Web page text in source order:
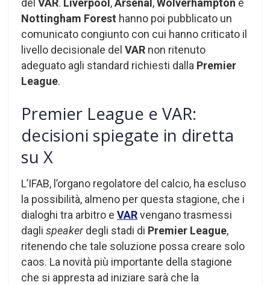
del VAR. Liverpool ,Arsenal ,Wolverhampton e
Nottingham Forest hanno poi pubblicato un
comunicato congiunto con cui hanno criticato il
livello decisionale del VAR non ritenuto
adeguato agli standard richiesti dalla Premier
League.
Premier League e VAR:
decisioni spiegate in diretta
su X
L’IFAB, l’organo regolatore del calcio, ha escluso
la possibilità, almeno per questa stagione, che i
dialoghi tra arbitro e VARvengano trasmessi
dagli speakerdegli stadi di Premier League,
ritenendo che tale soluzione possa creare solo
caos. La novità più importante della stagione
che si appresta ad iniziare sarà che la